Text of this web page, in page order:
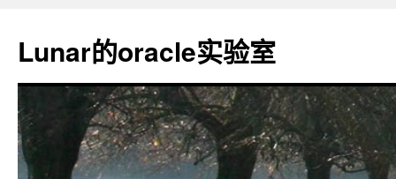
Lunar的oracle实验室